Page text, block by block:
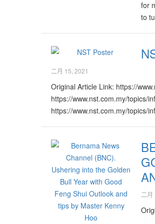
会有更加的多的交易量。 在
技、5G，人工智能等科技的推
Link: https://
for
to
二月 15, 2021
Original Article Link: https://
https://www.nst.com.my/topics/
https://www.nst.com.my/topics/
二月